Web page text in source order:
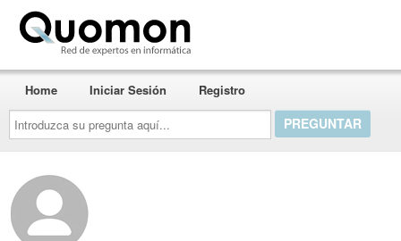
Introduzca
su
pregunta
aquí...
Home Iniciar Sesión Registro